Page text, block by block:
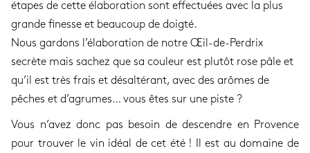
étapes de cette élaboration sont effectuées avec la plus
grande finesse et beaucoup de doigté.
Nous gardons l’élaboration de notre Œil-de-Perdrix
secrète mais sachez que sa couleur est plutôt rose pâle et
qu’il est très frais et désaltérant, avec des arômes de
pêches et d’agrumes… vous êtes sur une piste ?
Vous n’avez donc pas besoin de descendre en Provence
pour trouver le vin idéal de cet été ! Il est au domaine de